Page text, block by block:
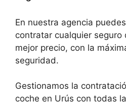
En nuestra agencia
contratar cualquier seguro
mejor precio, con la
seguridad.
Gestionamos la
coche en Urús con todas